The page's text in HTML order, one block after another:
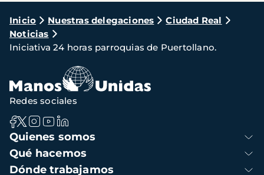
Ruta
de
navegación
Inicio Nuestras delegaciones
Ciudad Real
Noticias
Iniciativa 24 horas parroquias de Puertollano.
Navegación
principal
Quienes somos
Qué hacemos
Dónde trabajamos
Redes sociales